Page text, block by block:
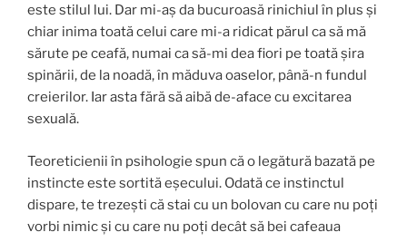
este stilul lui. Dar mi-aş da bucuroasă rinichiul în plus şi
chiar inima toată celui care mi-a ridicat părul ca să mă
sărute pe ceafă, numai ca să-mi dea fiori pe toată şira
spinării, de la noadă, în măduva oaselor, până-n fundul
creierilor. Iar asta fără să aibă de-aface cu excitarea
sexuală.
Teoreticienii în psihologie spun că o legătură bazată pe
instincte este sortită eşecului. Odată ce instinctul
dispare, te trezeşti că stai cu un bolovan cu care nu poţi
vorbi nimic şi cu care nu poţi decât să bei cafeaua